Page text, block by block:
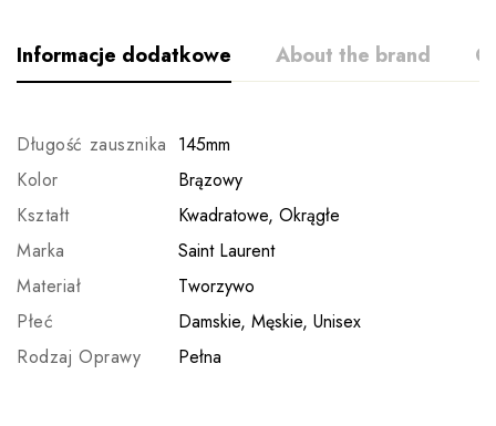
Informacje dodatkowe About the brand
Długość zausznika 145mm
Kolor
Brązowy
Kształt
Kwadratowe, Okrągłe
Marka
Saint Laurent
Materiał
Tworzywo
Płeć
Damskie, Męskie, Unisex
Rodzaj Oprawy
Pełna